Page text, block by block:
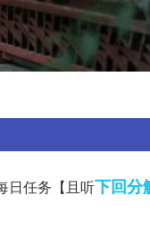
日任务【且听下回分